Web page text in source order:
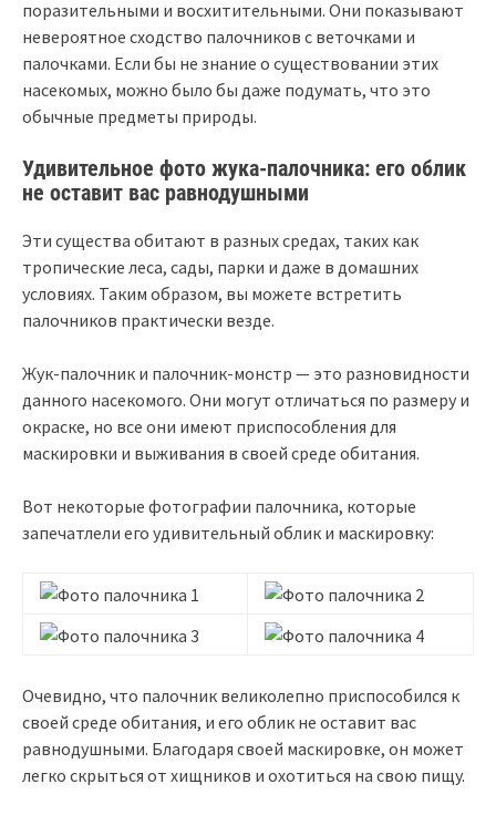
поразительными и восхитительными. Они показывают
невероятное сходство палочников с веточками и
палочками. Если бы не знание о существовании этих
насекомых, можно было бы даже подумать, что это
обычные предметы природы.
Удивительное фото жука-палочника: его облик
не оставит вас равнодушными
Эти существа обитают в разных средах, таких как
тропические леса, сады, парки и даже в домашних
условиях. Таким образом, вы можете встретить
палочников практически везде.
Жук-палочник и палочник-монстр — это разновидности
данного насекомого. Они могут отличаться по размеру и
окраске, но все они имеют приспособления для
маскировки и выживания в своей среде обитания.
Вот некоторые фотографии палочника, которые
запечатлели его удивительный облик и маскировку:
Очевидно, что палочник великолепно приспособился к
своей среде обитания, и его облик не оставит вас
равнодушными. Благодаря своей маскировке, он может
легко скрыться от хищников и охотиться на свою пищу.